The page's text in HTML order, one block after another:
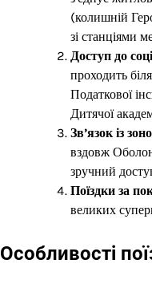
(колишній
зі станціями
Доступ до
проходить
Податкової
Дитячої
Зв’язок із
вздовж
зручний
Поїздки за
великих
Особливості